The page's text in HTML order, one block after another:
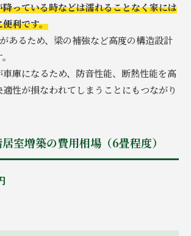
っている時などは濡れることなく家には
利です。
あるため、梁の補強など高度の構造設計
庫になるため、防音性能、断熱性能を高
性が損なわれてしまうことにもつながり
室増築の費用相場（6畳程度）